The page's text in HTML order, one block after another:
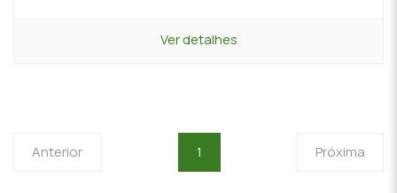
Ver detalhes
Anterior 1 Próxima